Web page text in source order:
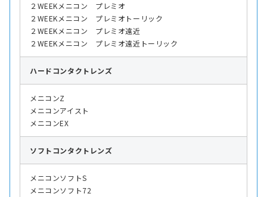
２WEEKメニコン プレミオ
２WEEKメニコン プレミオトーリック
２WEEKメニコン プレミオ遠近
２WEEKメニコン プレミオ遠近トーリック
ハード コンタクトレンズ
メニコンZ
メニコンアイスト
メニコンEX
ソフト コンタクトレンズ
メニコンソフトS
メニコンソフト72